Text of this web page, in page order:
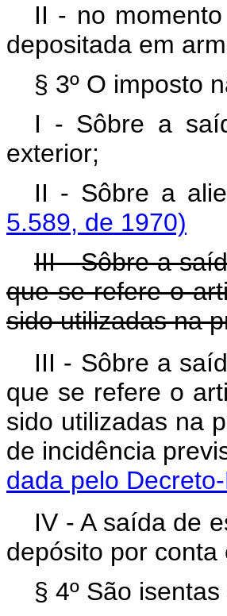
II - no
depositada em
§ 3º O imposto
I - Sôbre a
exterior;
II - Sôbre a
5.589, de 1970)
III - Sôbre a
que se refere o
sido utilizadas na
III - Sôbre a
que se refere o
sido utilizadas na
de incidência
dada pelo
IV - A saída de
depósito por
§ 4º São